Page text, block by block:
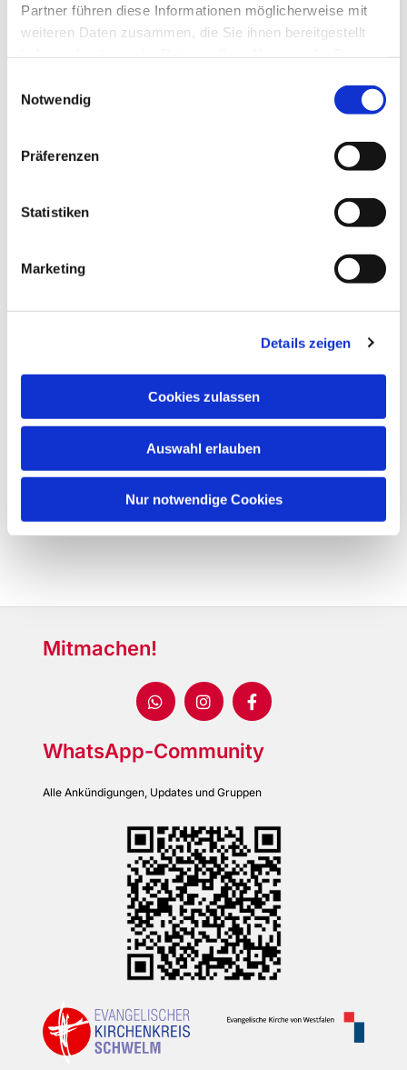
Partner führen diese Informationen möglicherweise mit
weiteren Daten zusammen, die Sie ihnen bereitgestellt
Notwendig
Präferenzen
Statistiken
Marketing
Details zeigen
Cookies zulassen
Auswahl erlauben
Nur notwendige Cookies
Mitmachen!
WhatsApp-Community
Alle Ankündigungen, Updates und Gruppen